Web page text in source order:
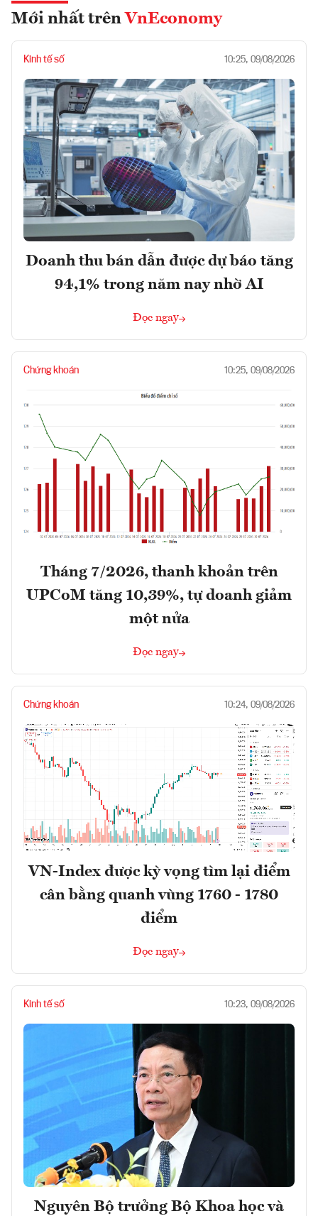
Mới nhất trên VnEconomy
Kinh tế số 10:25, 09/08/2026
Doanh thu bán dẫn được dự báo tăng
94,1% trong năm nay nhờ AI
Đọc ngay
Chứng khoán 10:25, 09/08/2026
Tháng 7/2026, thanh khoản trên
UPCoM tăng 10,39%, tự doanh giảm
một nửa
Đọc ngay
Chứng khoán 10:24, 09/08/2026
VN-Index được kỳ vọng tìm lại điểm
cân bằng quanh vùng 1760 - 1780
điểm
Đọc ngay
Kinh tế số 10:23, 09/08/2026
Nguyên Bộ trưởng Bộ Khoa học và